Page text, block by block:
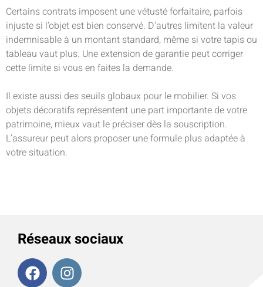
Certains contrats imposent une vétusté forfaitaire, parfois
injuste si l’objet est bien conservé. D’autres limitent la valeur
indemnisable à un montant standard, même si votre tapis ou
tableau vaut plus. Une extension de garantie peut corriger
cette limite si vous en faites la demande.
Il existe aussi des seuils globaux pour le mobilier. Si vos
objets décoratifs représentent une part importante de votre
patrimoine, mieux vaut le préciser dès la souscription.
L’assureur peut alors proposer une formule plus adaptée à
votre situation.
Réseaux sociaux